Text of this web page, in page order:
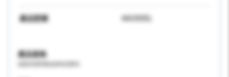
產品型號 AA300DL
產品規格